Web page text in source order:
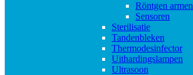
Röntgen armen
Sensoren
Sterilisatie
Tandenbleken
Thermodesinfector
Uithardingslampen
Ultrasoon